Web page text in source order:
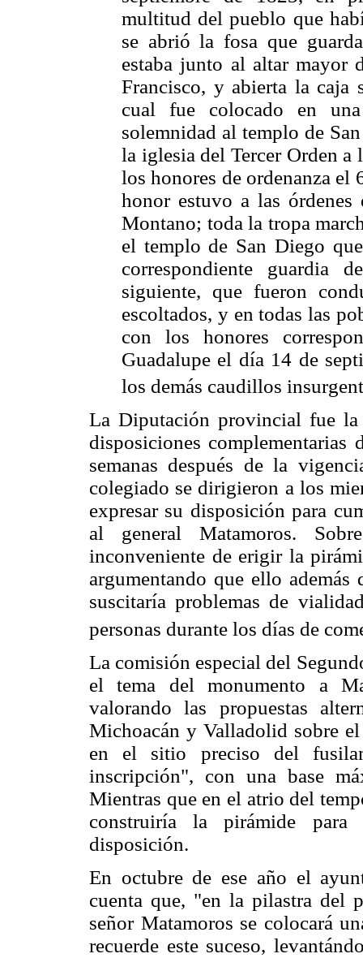
multitud del pueblo que
se abrió la fosa que
estaba junto al altar mayor
Francisco, y abierta la caja
cual fue colocado en
solemnidad al templo de
la iglesia del Tercer Orden a
los honores de ordenanza el
honor estuvo a las
Montano; toda la tropa
el templo de San Diego
correspondiente guardia
siguiente, que fueron
escoltados, y en todas las
con los honores
Guadalupe el día 14 de
los demás caudillos
La Diputación provincial fue la
disposiciones
semanas después de la
colegiado se dirigieron a los
expresar su disposición para
al general Matamoros.
inconveniente de erigir la
argumentando que ello
suscitaría problemas de
personas durante los días de
La comisión especial del
el tema del monumento a
valorando las propuestas
Michoacán y Valladolid sobre
en el sitio preciso del
inscripción", con una base
Mientras que en el atrio del
construiría la pirámide
disposición.
En octubre de ese año el
cuenta que, "en la pilastra del
señor Matamoros se colocará
recuerde este suceso,